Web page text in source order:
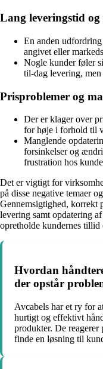
Lang leveringstid
En anden
angivet eller
Nogle kunder føler
til-dag levering,
Prisproblemer og
Der er klager over
for høje i forhold til
Manglende
forsinkelser og
frustration hos
Det er vigtigt for
på disse negative temaer
Gennemsigtighed, korrekt
levering samt opdatering
opretholde kundernes tillid
Hvordan
der opstår
Avcabels har et ry for
hurtigt og effektivt
produkter. De reagerer
finde en løsning til